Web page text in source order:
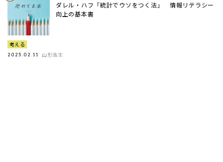
ダレル・ハフ「統計でウソをつく法」 情報リテラシー
向上の基本書
考える
2025.02.11 山形浩生